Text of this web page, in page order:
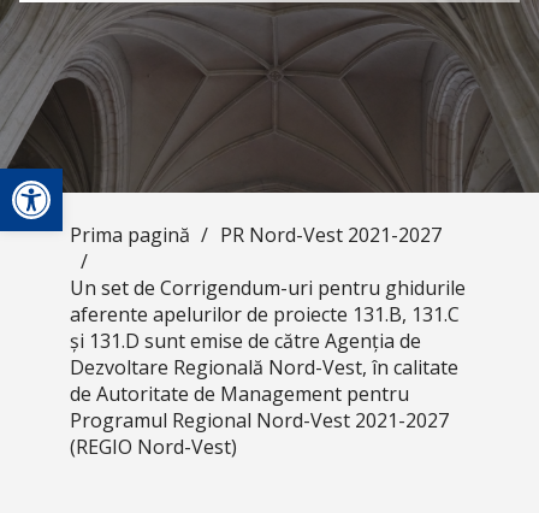
Deschide bara de unelte
Prima pagină / PR Nord-Vest 2021-2027
/
Un set de Corrigendum-uri pentru ghidurile
aferente apelurilor de proiecte 131.B, 131.C
și 131.D sunt emise de către Agenția de
Dezvoltare Regională Nord-Vest, în calitate
de Autoritate de Management pentru
Programul Regional Nord-Vest 2021-2027
(REGIO Nord-Vest)